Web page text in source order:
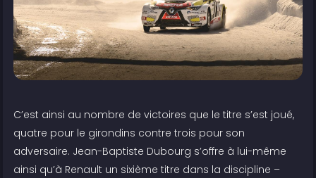
C’est ainsi au nombre de victoires que le titre s’est joué,
quatre pour le girondins contre trois pour son
adversaire. Jean-Baptiste Dubourg s’offre à lui-même
ainsi qu’à Renault un sixième titre dans la discipline –